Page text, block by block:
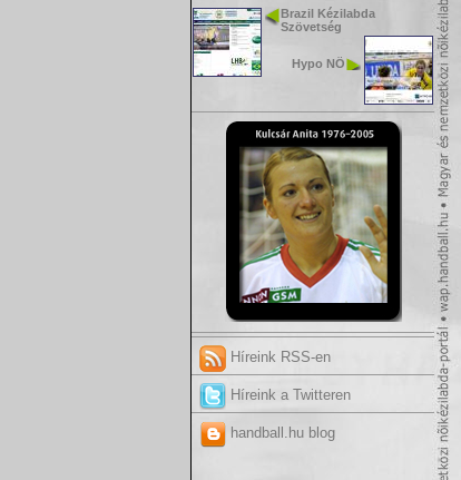
Brazil Kézilabda
Szövetség
Hypo NÖ
Híreink RSS-en
Híreink a Twitteren
handball.hu blog